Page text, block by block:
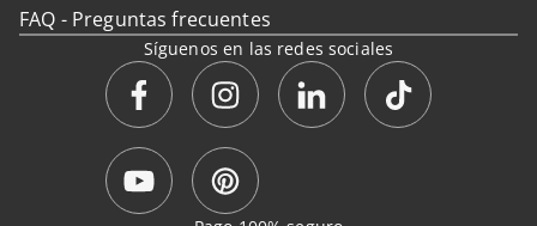
FAQ - Preguntas frecuentes
Síguenos en las redes sociales